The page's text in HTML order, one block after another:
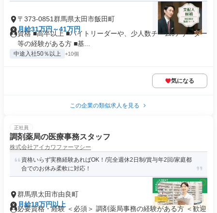
〒373-0851群馬県太田市飯田町
月給31万円～41万円
資格 ■高卒以上 ■バイトリーダーや、少人数チームの リーダー
等の経験がある方 ■基...
中途入社50％以上 +10個
気になる
この企業の類似求人を見る
正社員
調剤薬局の医療事務スタッフ
株式会社アイカワファーマシー
資格いらず実務経験あればOK！/完全週休2日制/賞与年2回/家庭都
合でのお休み柔軟に対応！
群馬県太田市由良町
月給18万円以上
必要資格・経験 ＜必須＞ 調剤薬局事務の経験がある方 ＜歓迎